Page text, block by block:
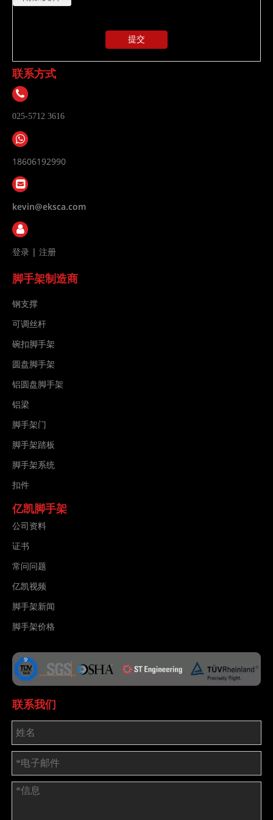
提交
联系方式
025-5712 3616
18606192990
kevin@eksca.com
登录 | 注册
脚手架制造商
钢支撑
可调丝杆
碗扣脚手架
圆盘脚手架
铝圆盘脚手架
铝梁
脚手架门
脚手架踏板
脚手架系统
扣件
亿凯脚手架
公司资料
证书
常问问题
亿凯视频
脚手架新闻
脚手架价格
联系我们